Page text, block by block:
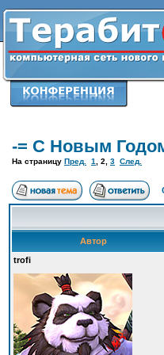
-= С Новым
На страницу Пред. 1 2 3 След.
Автор
trofi